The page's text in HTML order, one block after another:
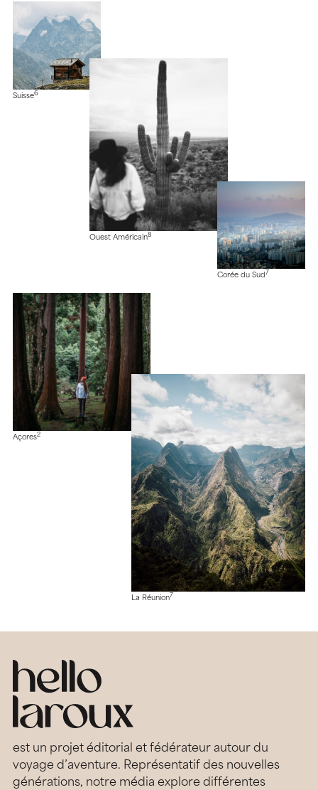
Suisse6
Ouest Américain8
Corée du Sud 7
Açores2
La Réunion7
est un projet éditorial et fédérateur autour du
voyage d’aventure. Représentatif des nouvelles
générations, notre média explore différentes